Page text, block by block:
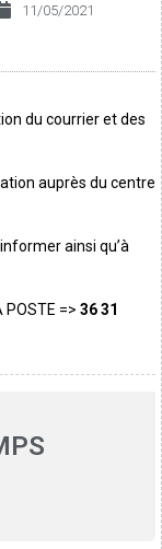
11/05/2021
du courrier et des
auprès du centre
ainsi qu’à
=> 36 31